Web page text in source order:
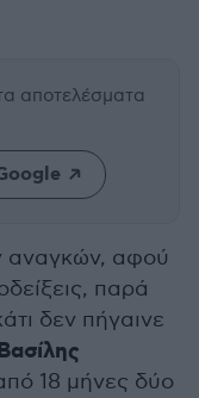
αποτελέσματα
αναγκών, αφού
παρά
δεν πήγαινε
18 μήνες δύο